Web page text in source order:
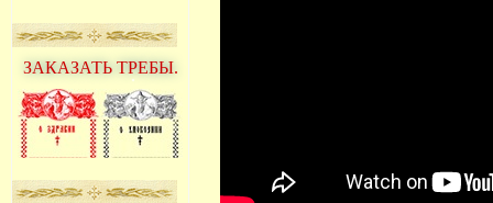
ЗАКАЗАТЬ ТРЕБЫ.